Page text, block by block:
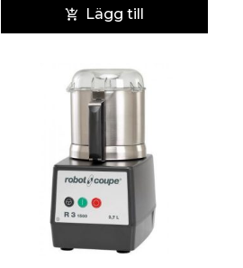
Lägg till